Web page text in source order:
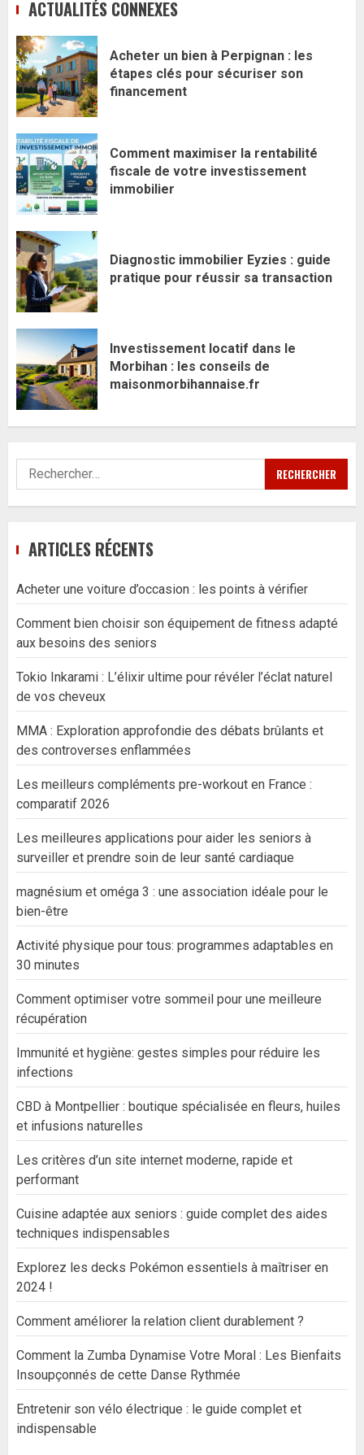
ACTUALITÉS CONNEXES
Acheter un bien à Perpignan : les
étapes clés pour sécuriser son
financement
Comment maximiser la rentabilité
fiscale de votre investissement
immobilier
Diagnostic immobilier Eyzies : guide
pratique pour réussir sa transaction
Investissement locatif dans le
Morbihan : les conseils de
maisonmorbihannaise.fr
Rechercher :
ARTICLES RÉCENTS
Acheter une voiture d’occasion : les points à vérifier
Comment bien choisir son équipement de fitness adapté
aux besoins des seniors
Tokio Inkarami : L’élixir ultime pour révéler l’éclat naturel
de vos cheveux
MMA : Exploration approfondie des débats brûlants et
des controverses enflammées
Les meilleurs compléments pre-workout en France :
comparatif 2026
Les meilleures applications pour aider les seniors à
surveiller et prendre soin de leur santé cardiaque
magnésium et oméga 3 : une association idéale pour le
bien-être
Activité physique pour tous: programmes adaptables en
30 minutes
Comment optimiser votre sommeil pour une meilleure
récupération
Immunité et hygiène: gestes simples pour réduire les
infections
CBD à Montpellier : boutique spécialisée en fleurs, huiles
et infusions naturelles
Les critères d’un site internet moderne, rapide et
performant
Cuisine adaptée aux seniors : guide complet des aides
techniques indispensables
Explorez les decks Pokémon essentiels à maîtriser en
2024 !
Comment améliorer la relation client durablement ?
Comment la Zumba Dynamise Votre Moral : Les Bienfaits
Insoupçonnés de cette Danse Rythmée
Entretenir son vélo électrique : le guide complet et
indispensable